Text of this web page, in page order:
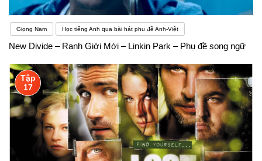
Giọng Nam Học tiếng Anh qua bài hát phụ đề Anh-Việt
New Divide – Ranh Giới Mới – Linkin Park – Phụ đề song ngữ
Tập
17